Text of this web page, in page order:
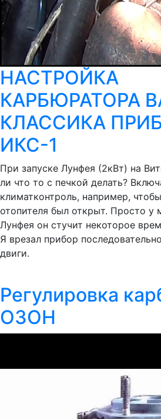
НАСТРОЙКА
КАРБЮРАТОРА
КЛАССИКА
ИКС-1
При запуске Лунфея (2кВт) на
ли что то с печкой делать?
климатконтроль, например,
отопителя был открыт. Просто у
Лунфея он стучит некоторое
Я врезал прибор
двиги.
Регулировка
ОЗОН